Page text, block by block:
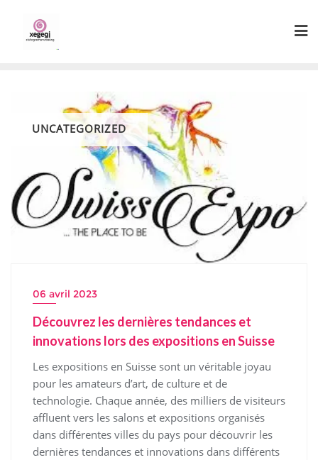
content
UNCATEGORIZED
06 avril 2023
Découvrez les dernières tendances et
innovations lors des expositions en Suisse
Les expositions en Suisse sont un véritable joyau
pour les amateurs d’art, de culture et de
technologie. Chaque année, des milliers de visiteurs
affluent vers les salons et expositions organisés
dans différentes villes du pays pour découvrir les
dernières tendances et innovations dans différents